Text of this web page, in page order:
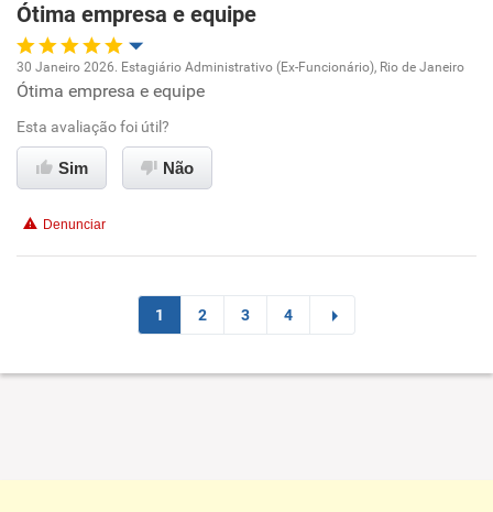
Recomenda esta empresa
Recomenda a diretoria
Ótima empresa e equipe
Oportunidade de promoção
Ambiente de trabalho
Benefícios
Recomenda esta empresa
30 Janeiro 2026. Estagiário Administrativo (Ex-Funcionário), Rio de Janeiro
Ótima empresa e equipe
Esta avaliação foi útil?
Sim Não
Denunciar
1 2 3 4